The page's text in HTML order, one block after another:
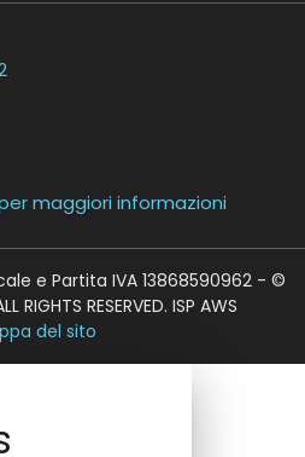
maggiori informazioni
e Partita IVA 13868590962 - ©
RESERVED. ISP AWS
del sito